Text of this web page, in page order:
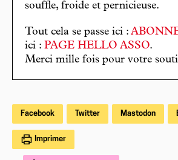
souffle, froide et pernicieuse.
Tout cela se passe ici :
ici : PAGE HELLO ASSO.
Merci mille fois pour votre
Facebook Twitter Mastodon
Imprimer